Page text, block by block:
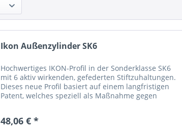
Ikon Außenzylinder SK6
Hochwertiges IKON-Profil in der Sonderklasse SK6
mit 6 aktiv wirkenden, gefederten Stiftzuhaltungen.
Dieses neue Profil basiert auf einem langfristigen
Patent, welches speziell als Maßnahme gegen
48,06 € *